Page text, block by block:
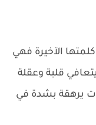
الآخيرة فهي
قلبة وعقلة
يرهقة بشدة في